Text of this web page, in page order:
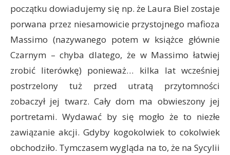
początku dowiadujemy się np. że Laura Biel zostaje
porwana przez niesamowicie przystojnego mafioza
Massimo (nazywanego potem w książce głównie
Czarnym – chyba dlatego, że w Massimo łatwiej
zrobić literówkę) ponieważ… kilka lat wcześniej
postrzelony tuż przed utratą przytomności
zobaczył jej twarz. Cały dom ma obwieszony jej
portretami. Wydawać by się mogło że to niezłe
zawiązanie akcji. Gdyby kogokolwiek to cokolwiek
obchodziło. Tymczasem wygląda na to, że na Sycylii